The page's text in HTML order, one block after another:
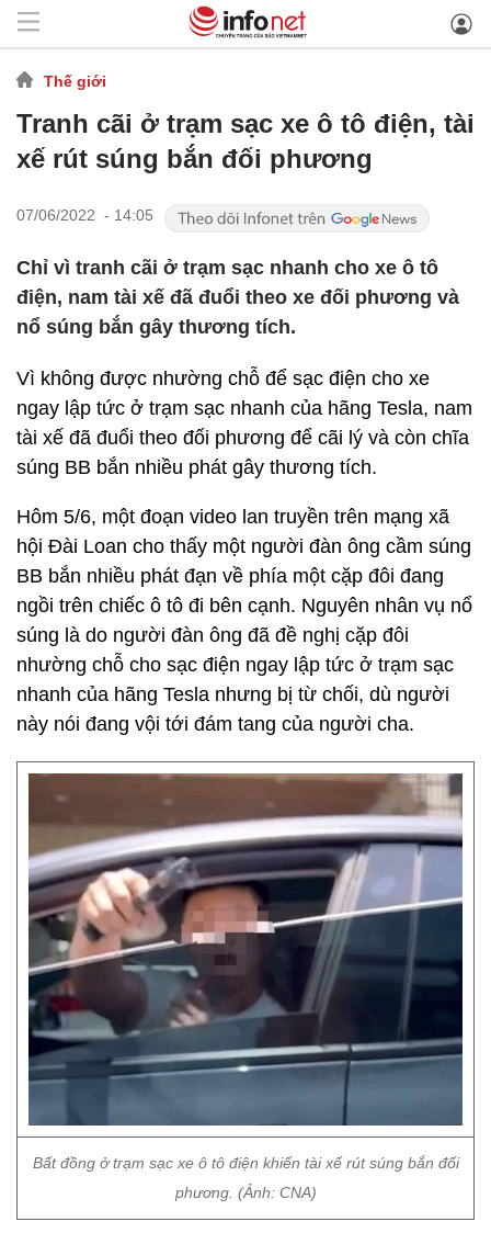
Thế giới
Tranh cãi ở trạm sạc xe ô tô điện, tài
xế rút súng bắn đối phương
07/06/2022 - 14:05
Chỉ vì tranh cãi ở trạm sạc nhanh cho xe ô tô
điện, nam tài xế đã đuổi theo xe đối phương và
nổ súng bắn gây thương tích.
Vì không được nhường chỗ để sạc điện cho xe
ngay lập tức ở trạm sạc nhanh của hãng Tesla, nam
tài xế đã đuổi theo đối phương để cãi lý và còn chĩa
súng BB bắn nhiều phát gây thương tích.
Hôm 5/6, một đoạn video lan truyền trên mạng xã
hội Đài Loan cho thấy một người đàn ông cầm súng
BB bắn nhiều phát đạn về phía một cặp đôi đang
ngồi trên chiếc ô tô đi bên cạnh. Nguyên nhân vụ nổ
súng là do người đàn ông đã đề nghị cặp đôi
nhường chỗ cho sạc điện ngay lập tức ở trạm sạc
nhanh của hãng Tesla nhưng bị từ chối, dù người
này nói đang vội tới đám tang của người cha.
Bất đồng ở trạm sạc xe ô tô điện khiến tài xế rút súng bắn đối
phương. (Ảnh: CNA)